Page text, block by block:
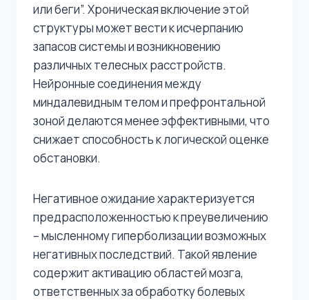
или беги”. Хроническая включение этой
структуры может вести к исчерпанию
запасов системы и возникновению
различных телесных расстройств.
Нейронные соединения между
миндалевидным телом и префронтальной
зоной делаются менее эффективными, что
снижает способность к логической оценке
обстановки.
Негативное ожидание характеризуется
предрасположенностью к преувеличению
– мысленному гиперболизации возможных
негативных последствий. Такой явление
содержит активацию областей мозга,
ответственных за обработку болевых